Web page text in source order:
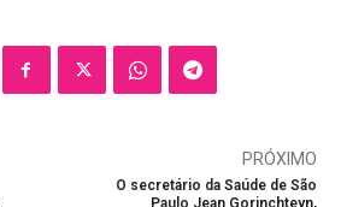
PRÓXIMO
O secretário da Saúde de São
Paulo Jean Gorinchteyn,